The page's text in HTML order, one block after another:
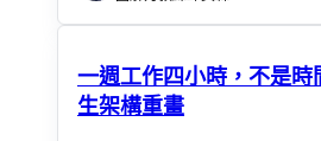
一週工作四小時，不是時
生架構重畫